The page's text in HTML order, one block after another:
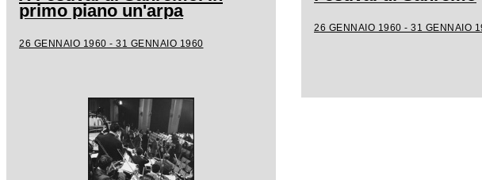
primo piano un'arpa
26 GENNAIO 1960 - 31 GENNAIO 1960
26 GENNAIO 1960 - 31 GENNAIO